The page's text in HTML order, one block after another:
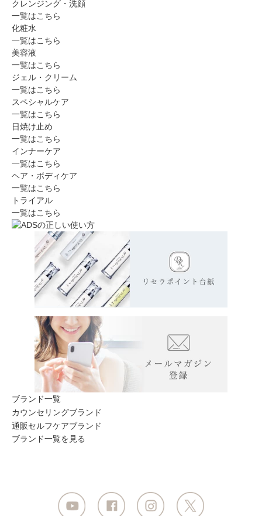
クレンジング・洗顔
一覧はこちら
化粧水
一覧はこちら
美容液
一覧はこちら
ジェル・クリーム
一覧はこちら
スペシャルケア
一覧はこちら
日焼け止め
一覧はこちら
インナーケア
一覧はこちら
ヘア・ボディケア
一覧はこちら
トライアル
一覧はこちら
ブランド一覧
カウンセリングブランド
通販セルフケアブランド
ブランド一覧を見る